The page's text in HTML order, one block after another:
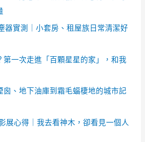
器實測｜小套房、租屋族日常清潔好
第一次走進「百顆星星的家」，和我
囪、地下油庫到霜毛蝠棲地的城市記
展心得｜我去看神木，卻看見一個人